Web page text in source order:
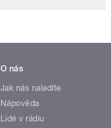
O nás
Jak nás naladíte
Nápověda
Lidé v rádiu